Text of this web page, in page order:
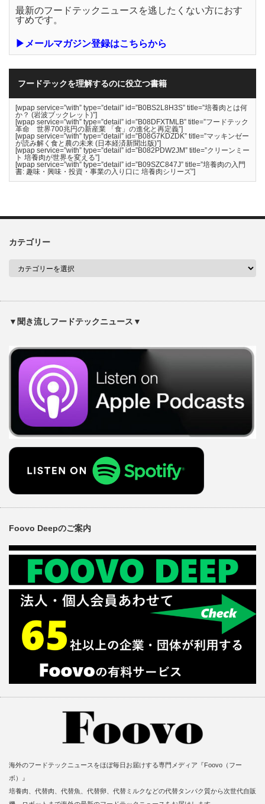
最新のフードテックニュースを逃したくない方におす
すめです。
▶メールマガジン登録はこちらから
フードテックを理解するのに役立つ書籍
[wpap service=”with” type=”detail” id=”B0BS2L8H3S” title=”培養肉とは何
か？ (岩波ブックレット)”]
[wpap service=”with” type=”detail” id=”B08DFXTMLB” title=”フードテック
革命 世界700兆円の新産業 「食」の進化と再定義”]
[wpap service=”with” type=”detail” id=”B08G7KDZDK” title=”マッキンゼー
が読み解く食と農の未来 (日本経済新聞出版)”]
[wpap service=”with” type=”detail” id=”B082PDW2JM” title=”クリーンミー
ト 培養肉が世界を変える”]
[wpap service=”with” type=”detail” id=”B09SZC847J” title=”培養肉の入門
書: 趣味・興味・投資・事業の入り口に 培養肉シリーズ”]
カテゴリー
▼聞き流しフードテックニュース▼
Foovo Deepのご案内
海外のフードテックニュースをほぼ毎日お届けする専門メディア『Foovo（フー
ボ）』
培養肉、代替肉、代替魚、代替卵、代替ミルクなどの代替タンパク質から次世代自販